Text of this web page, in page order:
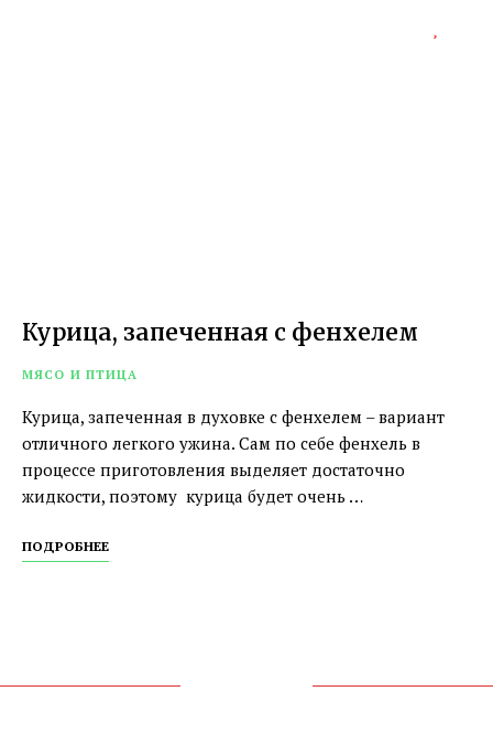
Курица, запеченная с фенхелем
МЯСО И ПТИЦА
Курица, запеченная в духовке с фенхелем – вариант
отличного легкого ужина. Сам по себе фенхель в
процессе приготовления выделяет достаточно
жидкости, поэтому курица будет очень …
ПОДРОБНЕЕ